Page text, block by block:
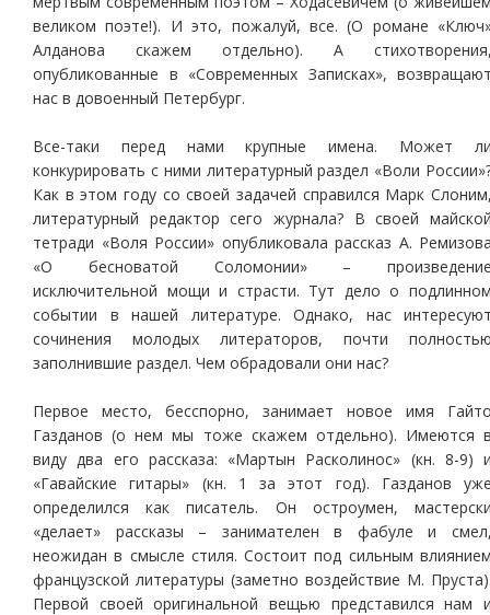
великом поэте!). И это, пожалуй, все. (О романе
Алданова скажем отдельно). А
опубликованные в «Современных Записках»,
нас в довоенный Петербург.
Все-таки перед нами крупные имена. Может
конкурировать с ними литературный раздел «Воли
Как в этом году со своей задачей справился Марк
литературный редактор сего журнала? В своей
тетради «Воля России» опубликовала рассказ А.
«О бесноватой Соломонии» –
исключительной мощи и страсти. Тут дело о
событии в нашей литературе. Однако, нас
сочинения молодых литераторов, почти
заполнившие раздел. Чем обрадовали они нас?
Первое место, бесспорно, занимает новое имя
Газданов (о нем мы тоже скажем отдельно). Имеются
виду два его рассказа: «Мартын Расколинос» (кн. 8-9)
«Гавайские гитары» (кн. 1 за этот год). Газданов
определился как писатель. Он остроумен,
«делает» рассказы – занимателен в фабуле и
неожидан в смысле стиля. Состоит под сильным
французской литературы (заметно воздействие М.
Первой своей оригинальной вещью представился нам